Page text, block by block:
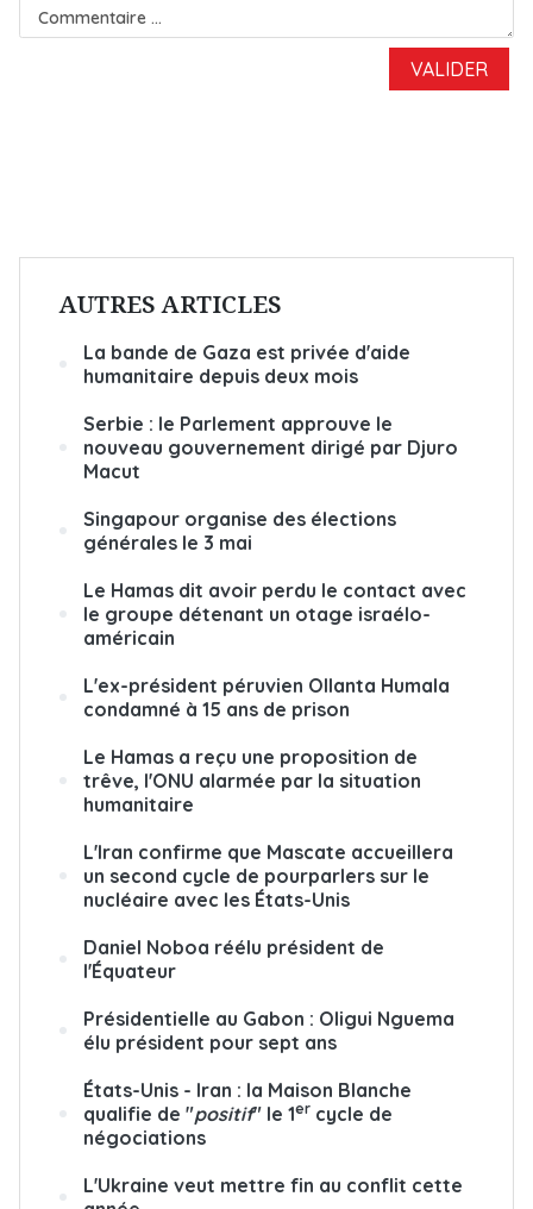
AUTRES ARTICLES
La bande de Gaza est privée d'aide
humanitaire depuis deux mois
Serbie : le Parlement approuve le
nouveau gouvernement dirigé par Djuro
Macut
Singapour organise des élections
générales le 3 mai
Le Hamas dit avoir perdu le contact avec
le groupe détenant un otage israélo-
américain
L'ex-président péruvien Ollanta Humala
condamné à 15 ans de prison
Le Hamas a reçu une proposition de
trêve, l'ONU alarmée par la situation
humanitaire
L'Iran confirme que Mascate accueillera
un second cycle de pourparlers sur le
nucléaire avec les États-Unis
Daniel Noboa réélu président de
l'Équateur
Présidentielle au Gabon : Oligui Nguema
élu président pour sept ans
États-Unis - Iran : la Maison Blanche
qualifie de "positif" le 1er cycle de
négociations
L'Ukraine veut mettre fin au conflit cette